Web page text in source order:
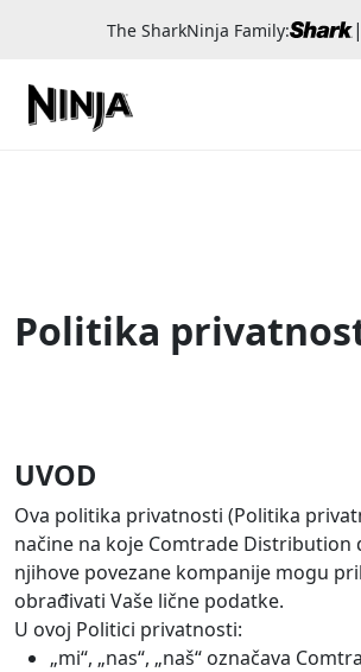
The SharkNinja Family: |
Politika
UVOD
Ova politika privatnosti (Politika
načine na koje Comtrade Distribution
njihove povezane kompanije mogu
obrađivati Vaše lične podatke.
U ovoj Politici privatnosti:
„mi“, „nas“, „naš“ označava